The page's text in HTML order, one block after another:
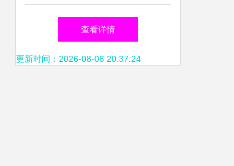
杀菌剂及其作用机制
查看详情
更新时间：2026-08-06 20:37:24